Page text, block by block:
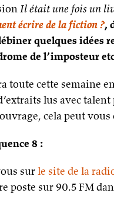
Il était une fois un
écrire de la fiction ?,
quelques idées
de l’imposteur
toute cette semaine
lus avec
cela peut
8 :
surle site de la
poste sur 90.5 FM